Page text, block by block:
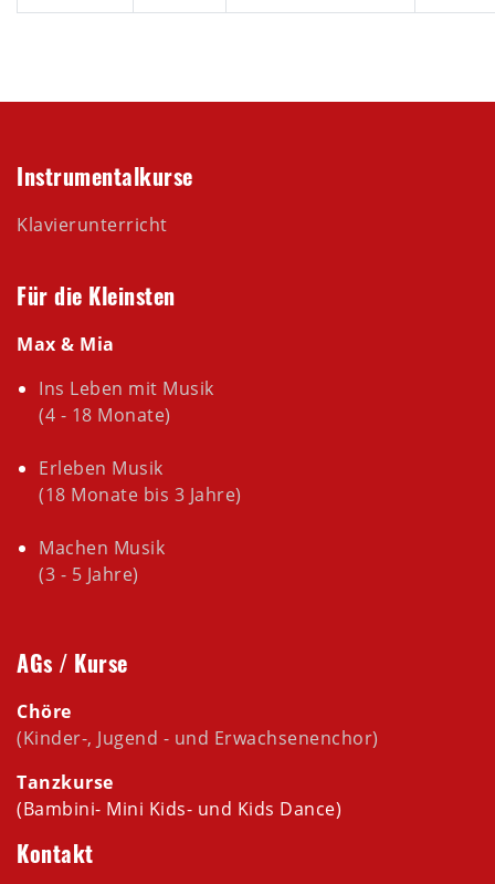
Instrumentalkurse
Klavierunterricht
Für die Kleinsten
Max & Mia
Ins Leben mit Musik
(4 - 18 Monate)
Erleben Musik
(18 Monate bis 3 Jahre)
Machen Musik
(3 - 5 Jahre)
AGs / Kurse
Chöre
(Kinder-, Jugend - und Erwachsenenchor)
Tanzkurse
(Bambini- Mini Kids- und Kids Dance)
Kontakt